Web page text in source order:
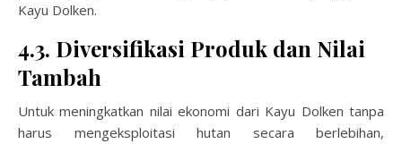
Kayu Dolken.
4.3. Diversifikasi Produk dan Nilai
Tambah
Untuk meningkatkan nilai ekonomi dari Kayu Dolken tanpa
harus mengeksploitasi hutan secara berlebihan,